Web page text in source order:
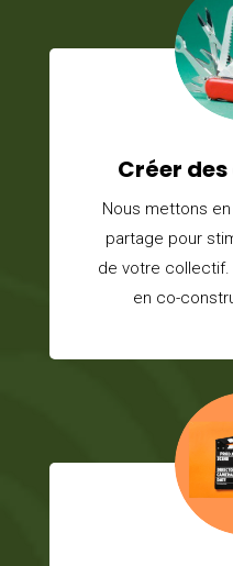
Créer
Nous mettons
partage pour
de votre
en co-